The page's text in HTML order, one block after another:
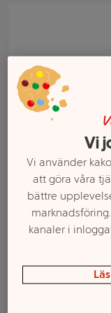
Vi
Vi använder
att göra våra
bättre
kanaler i